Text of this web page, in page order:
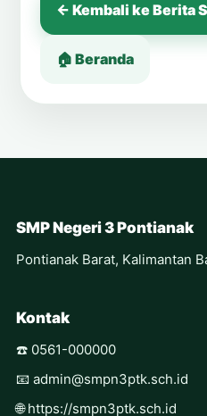
← Kembali ke Berita
🏠 Beranda
SMP Negeri 3 Pontianak
Pontianak Barat, Kalimantan
Kontak
☎️ 0561-000000
📧 admin@smpn3ptk.sch.id
🌐 https://smpn3ptk.sch.id